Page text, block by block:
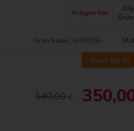
Kidspartim
Ürün Kodu KP00255
Yorum Yaz (0)
540,00